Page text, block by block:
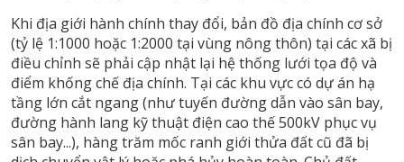
Khi địa giới hành chính thay đổi, bản đồ địa chính cơ sở
(tỷ lệ 1:1000 hoặc 1:2000 tại vùng nông thôn) tại các xã bị
điều chỉnh sẽ phải cập nhật lại hệ thống lưới tọa độ và
điểm khống chế địa chính. Tại các khu vực có dự án hạ
tầng lớn cắt ngang (như tuyến đường dẫn vào sân bay,
đường hành lang kỹ thuật điện cao thế 500kV phục vụ
sân bay...), hàng trăm mốc ranh giới thửa đất cũ đã bị